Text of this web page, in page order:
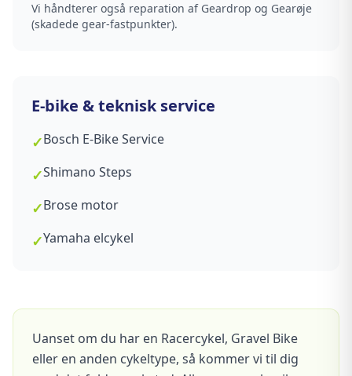
Vi håndterer også reparation af Geardrop og Gearøje
(skadede gear-fastpunkter).
E-bike & teknisk service
✓Bosch E-Bike Service
✓Shimano Steps
✓Brose motor
✓Yamaha elcykel
Uanset om du har en Racercykel, Gravel Bike
eller en anden cykeltype, så kommer vi til dig